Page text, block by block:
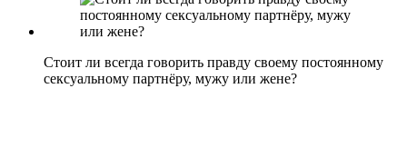
Стоит ли всегда говорить правду своему постоянному
сексуальному партнёру, мужу или жене?